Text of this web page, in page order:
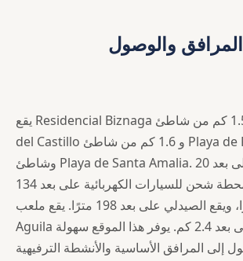
المرافق والوصول
يقع Residencial Biznaga على بعد 1.5 كم من شاطئ Playa
del Castillo و 1.6 كم من شاطئ Playa de Fuengirola
وشاطئ Playa de Santa Amalia. يقع مطار ملقة على بعد 20
كم. تقع أقرب محطة شحن للسيارات الكهربائية على بعد 134
مترًا، ويقع الصيدلي على بعد 198 مترًا. يقع ملعب Cerrado del
Aguila للغولف على بعد 2.4 كم. يوفر هذا الموقع سهولة